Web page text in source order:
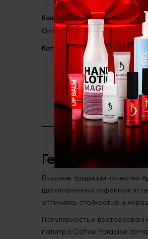
Коллекция Coffee
Оттенок 06 CP
Категория Гель-лаки
Гель-лак №06 CP
Высокие традиции качества
вдохновленных кофейной
отличаясь стойкостью и
Популярность и
палитра Coffee Paradise по-